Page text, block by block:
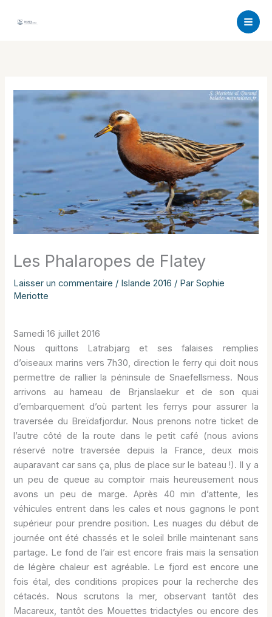
Les Phalaropes de Flatey
Laisser un commentaire / Islande 2016 / ParSophie
Meriotte
Samedi 16 juillet 2016
Nous quittons Latrabjarg et ses falaises remplies
d’oiseaux marins vers 7h30, direction le ferry qui doit nous
permettre de rallier la péninsule de Snaefellsmess. Nous
arrivons au hameau de Brjanslaekur et de son quai
d’embarquement d’où partent les ferrys pour assurer la
traversée du Breïdafjordur. Nous prenons notre ticket de
l’autre côté de la route dans le petit café (nous avions
réservé notre traversée depuis la France, deux mois
auparavant car sans ça, plus de place sur le bateau !). Il y a
un peu de queue au comptoir mais heureusement nous
avons un peu de marge. Après 40 min d’attente, les
véhicules entrent dans les cales et nous gagnons le pont
supérieur pour prendre position. Les nuages du début de
journée ont été chassés et le soleil brille maintenant sans
partage. Le fond de l’air est encore frais mais la sensation
de légère chaleur est agréable. Le fjord est encore une
fois étal, des conditions propices pour la recherche des
cétacés. Nous scrutons la mer, observant tantôt des
Macareux, tantôt des Mouettes tridactyles ou encore des